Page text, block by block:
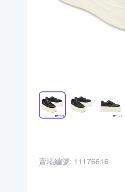
賣場編號: 11176616